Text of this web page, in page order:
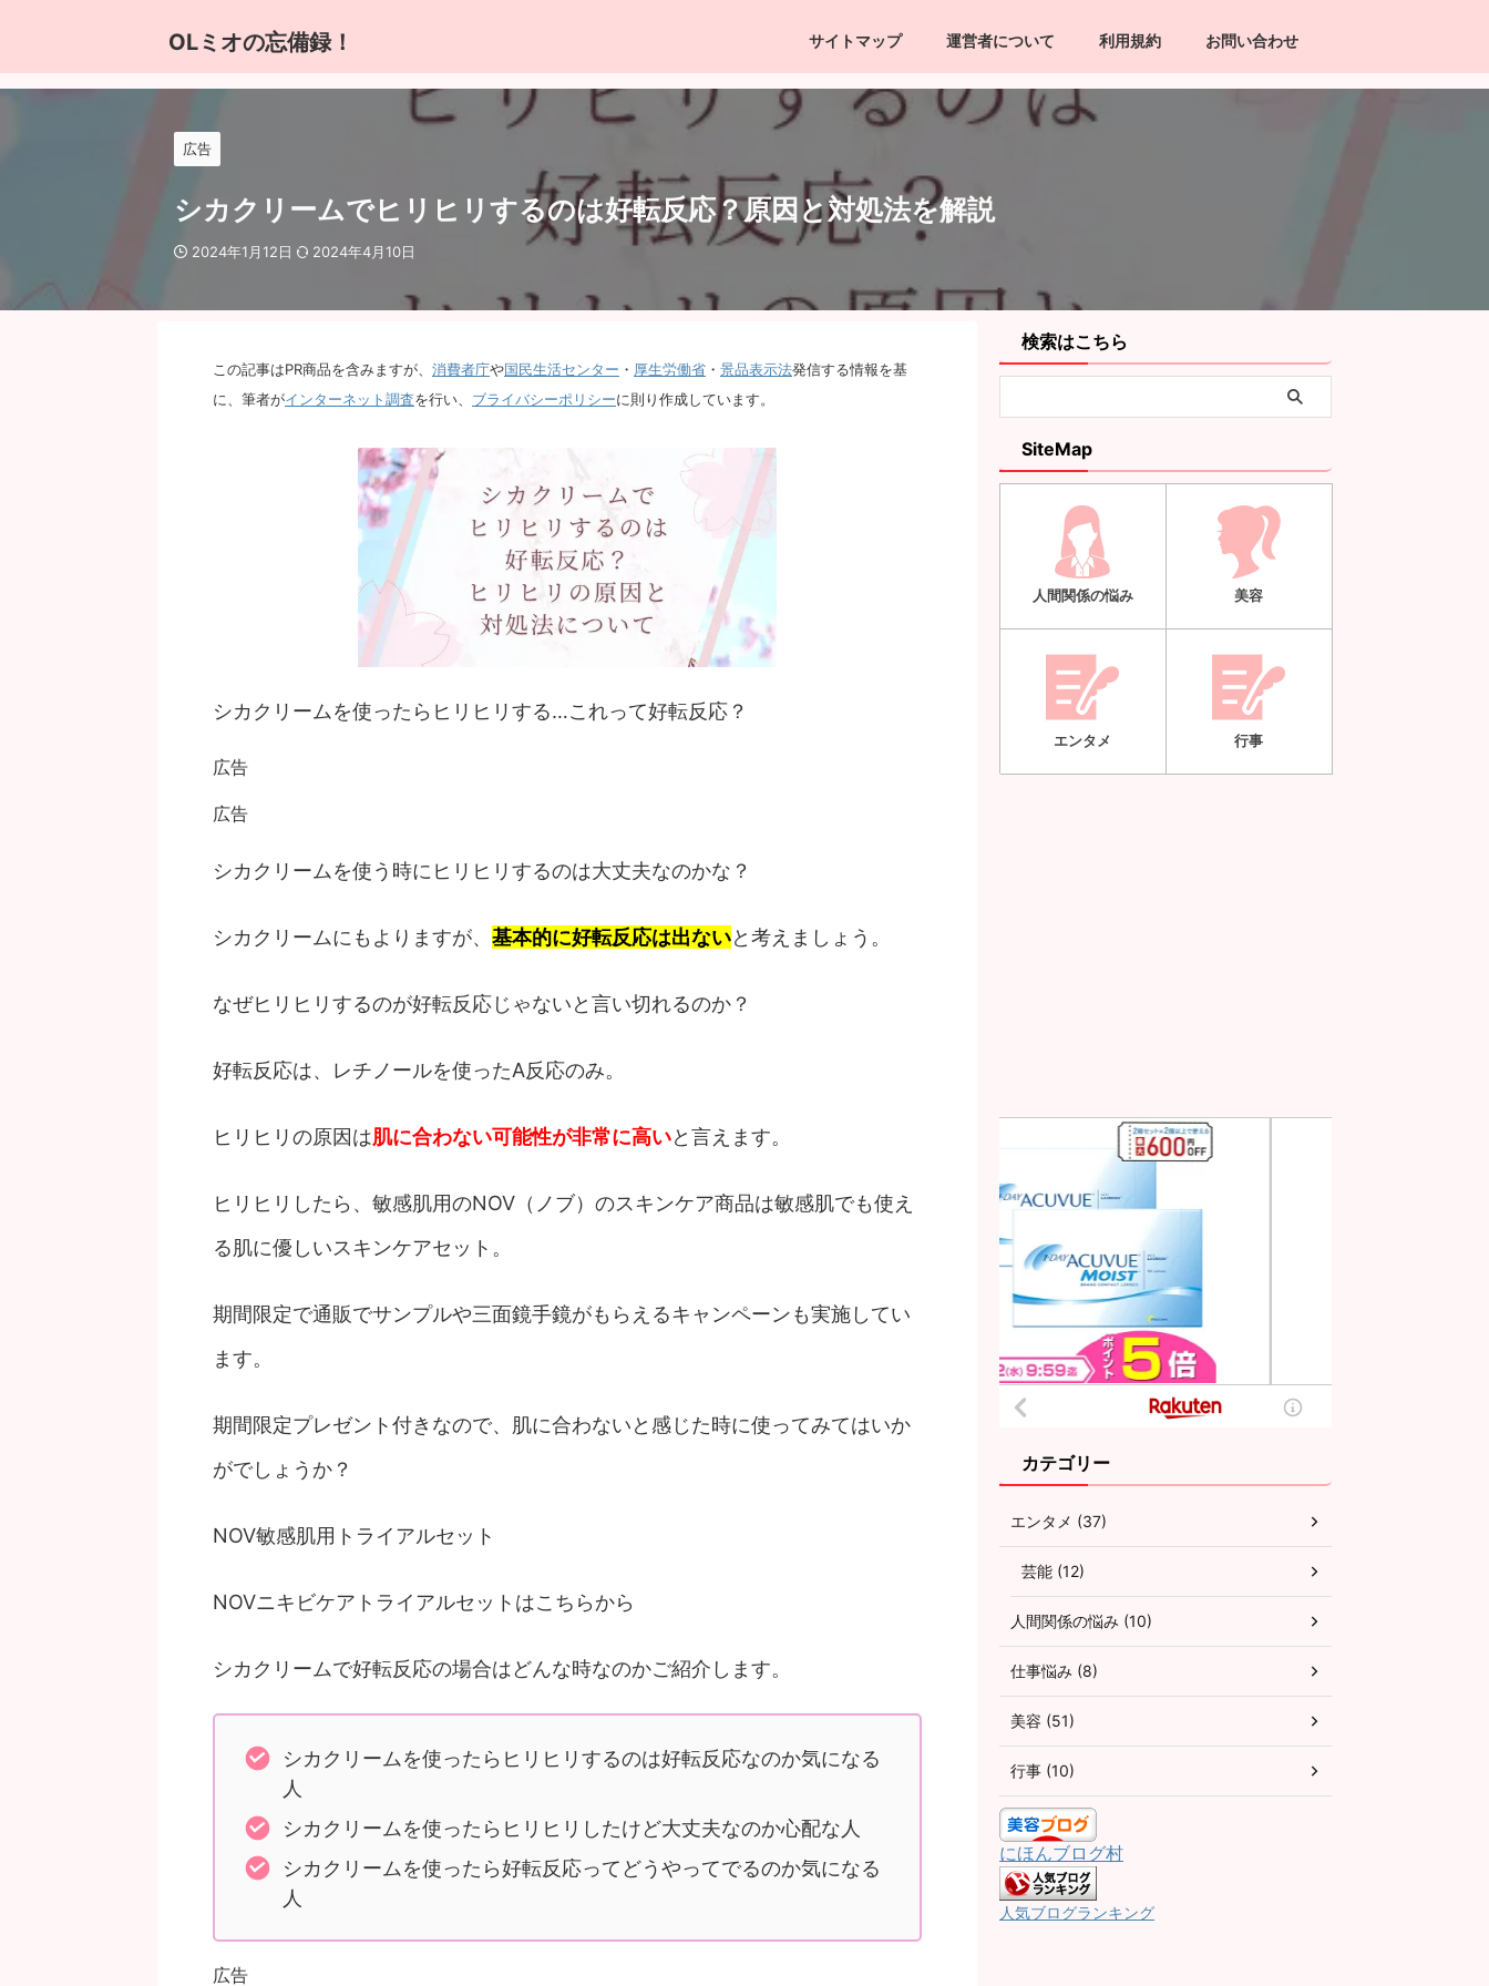
OLミオの忘備録！ サイトマップ 運営者について 利用規約 お問い合わせ
広告
シカクリームでヒリヒリするのは好転反応？原因と対処法を解説
2024年1月12日 2024年4月10日
この記事はPR商品を含みますが、 消費者庁や国民生活センター ・ 厚生労働省 ・ 景品表示法発信する情報を基
に、筆者がインターネット調査を行い、 ブライバシーポリシーに則り作成しています。
シカクリームを使ったらヒリヒリする…これって好転反応？
広告
広告
シカクリームを使う時にヒリヒリするのは大丈夫なのかな？
シカクリームにもよりますが、 基本的に好転反応は出ないと考えましょう。
なぜヒリヒリするのが好転反応じゃないと言い切れるのか？
好転反応は、レチノールを使ったA反応のみ。
ヒリヒリの原因は肌に合わない可能性が非常に高いと言えます。
ヒリヒリしたら、敏感肌用のNOV（ノブ）のスキンケア商品は敏感肌でも使え
る肌に優しいスキンケアセット。
期間限定で通販でサンプルや三面鏡手鏡がもらえるキャンペーンも実施してい
ます。
期間限定プレゼント付きなので、肌に合わないと感じた時に使ってみてはいか
がでしょうか？
NOV敏感肌用トライアルセット
NOVニキビケアトライアルセットはこちらから
シカクリームで好転反応の場合はどんな時なのかご紹介します。
シカクリームを使ったらヒリヒリするのは好転反応なのか気になる
人
シカクリームを使ったらヒリヒリしたけど大丈夫なのか心配な人
シカクリームを使ったら好転反応ってどうやってでるのか気になる
人
広告
検索はこちら
SiteMap
人間関係の悩み 美容
エンタメ 行事
カテゴリー
エンタメ (37)
芸能 (12)
人間関係の悩み (10)
仕事悩み (8)
美容 (51)
行事 (10)
にほんブログ村
人気ブログランキング